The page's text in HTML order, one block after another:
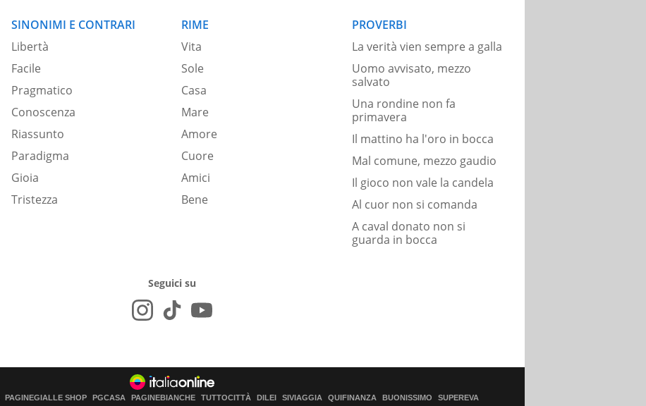
SINONIMI E CONTRARI
Libertà
Facile
Pragmatico
Conoscenza
Riassunto
Paradigma
Gioia
Tristezza
RIME
Vita
Sole
Casa
Mare
Amore
Cuore
Amici
Bene
PROVERBI
La verità vien sempre a galla
Uomo avvisato, mezzo
salvato
Una rondine non fa
primavera
Il mattino ha l'oro in bocca
Mal comune, mezzo gaudio
Il gioco non vale la candela
Al cuor non si comanda
A caval donato non si
guarda in bocca
Seguici su
PAGINEGIALLE SHOP PGCASA PAGINEBIANCHE TUTTOCITTÀ DILEI SIVIAGGIA QUIFINANZA BUONISSIMO SUPEREVA